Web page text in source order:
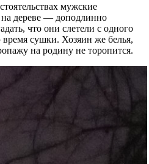
мужские
на дереве — доподлинно
что они слетели с одного
время сушки. Хозяин же белья,
на родину не торопится.